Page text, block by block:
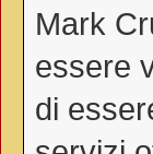
Mark
essere
di